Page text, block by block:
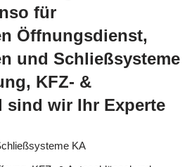
für
Öffnungsdienst,
und Schließsysteme
KFZ- &
sind wir Ihr Experte
KA